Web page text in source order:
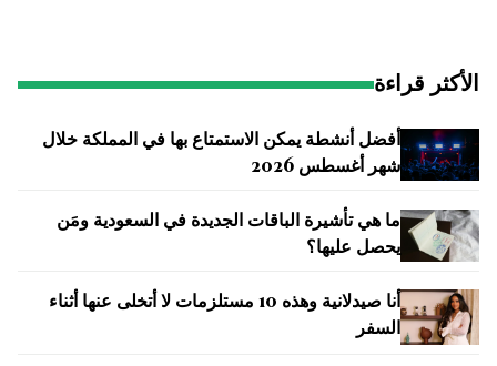
الأكثر قراءة
أفضل أنشطة يمكن الاستمتاع بها في المملكة خلال
شهر أغسطس 2026
ما هي تأشيرة الباقات الجديدة في السعودية ومَن
يحصل عليها؟
أنا صيدلانية وهذه 10 مستلزمات لا أتخلى عنها أثناء
السفر